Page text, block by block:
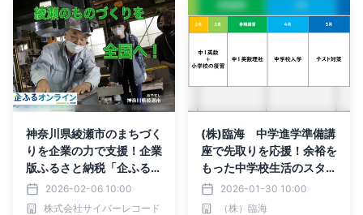
植物園が、心身を整える
「7つのセラピー」を初公
開 ～ 発売直後から共感
の声が続々
神奈川県綾瀬市のまちづく
りを企業の力で支援！企業
版ふるさと納税「企ふるオ
ンライン」で寄附受付を開
始
2026-02-06 10:00
株式会社サイバーレコード
(株)臨海 中学進学準備講
座で先取りを応援！余裕を
もった中学校生活のスター
トへ！2月以降の無料体験
も受付中！
2026-01-30 10:00
（株）臨海